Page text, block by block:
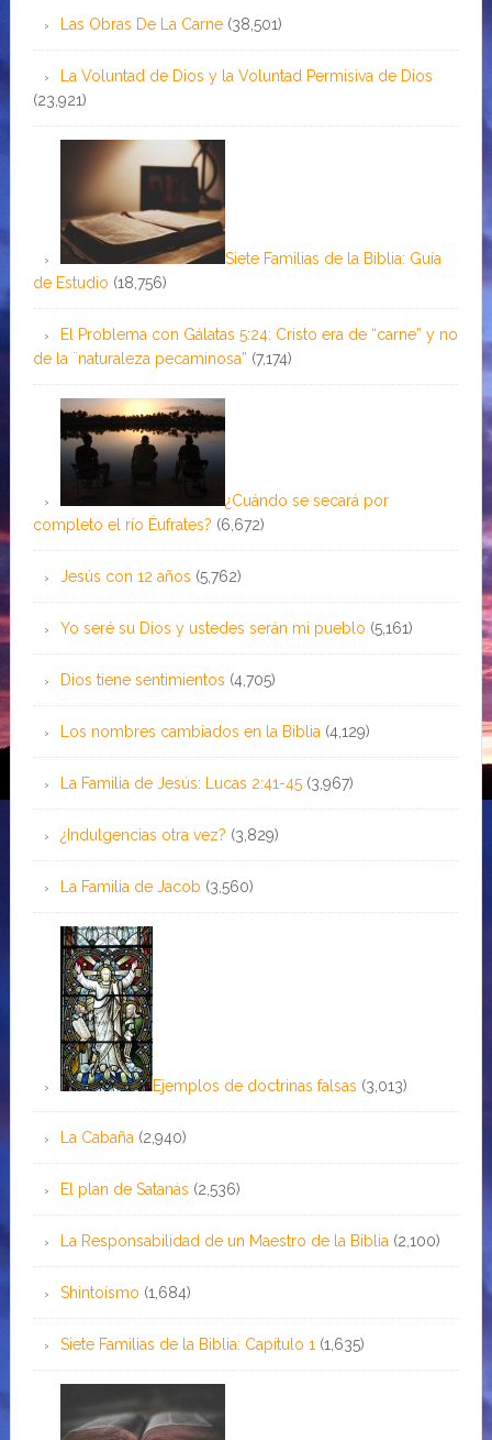
Las Obras De La Carne (38,501)
La Voluntad de Dios y la Voluntad Permisiva de Dios
(23,921)
Siete Familias de la Biblia: Guía
de Estudio (18,756)
El Problema con Gálatas 5:24: Cristo era de “carne” y no
de la ¨naturaleza pecaminosa” (7,174)
¿Cuándo se secará por
completo el río Éufrates? (6,672)
Jesús con 12 años (5,762)
Yo seré su Dios y ustedes serán mi pueblo (5,161)
Dios tiene sentimientos (4,705)
Los nombres cambiados en la Biblia (4,129)
La Familia de Jesús: Lucas 2:41-45 (3,967)
¿Indulgencias otra vez? (3,829)
La Familia de Jacob (3,560)
Ejemplos de doctrinas falsas (3,013)
La Cabaña (2,940)
El plan de Satanás (2,536)
La Responsabilidad de un Maestro de la Biblia (2,100)
Shintoísmo (1,684)
Siete Familias de la Biblia: Capítulo 1 (1,635)